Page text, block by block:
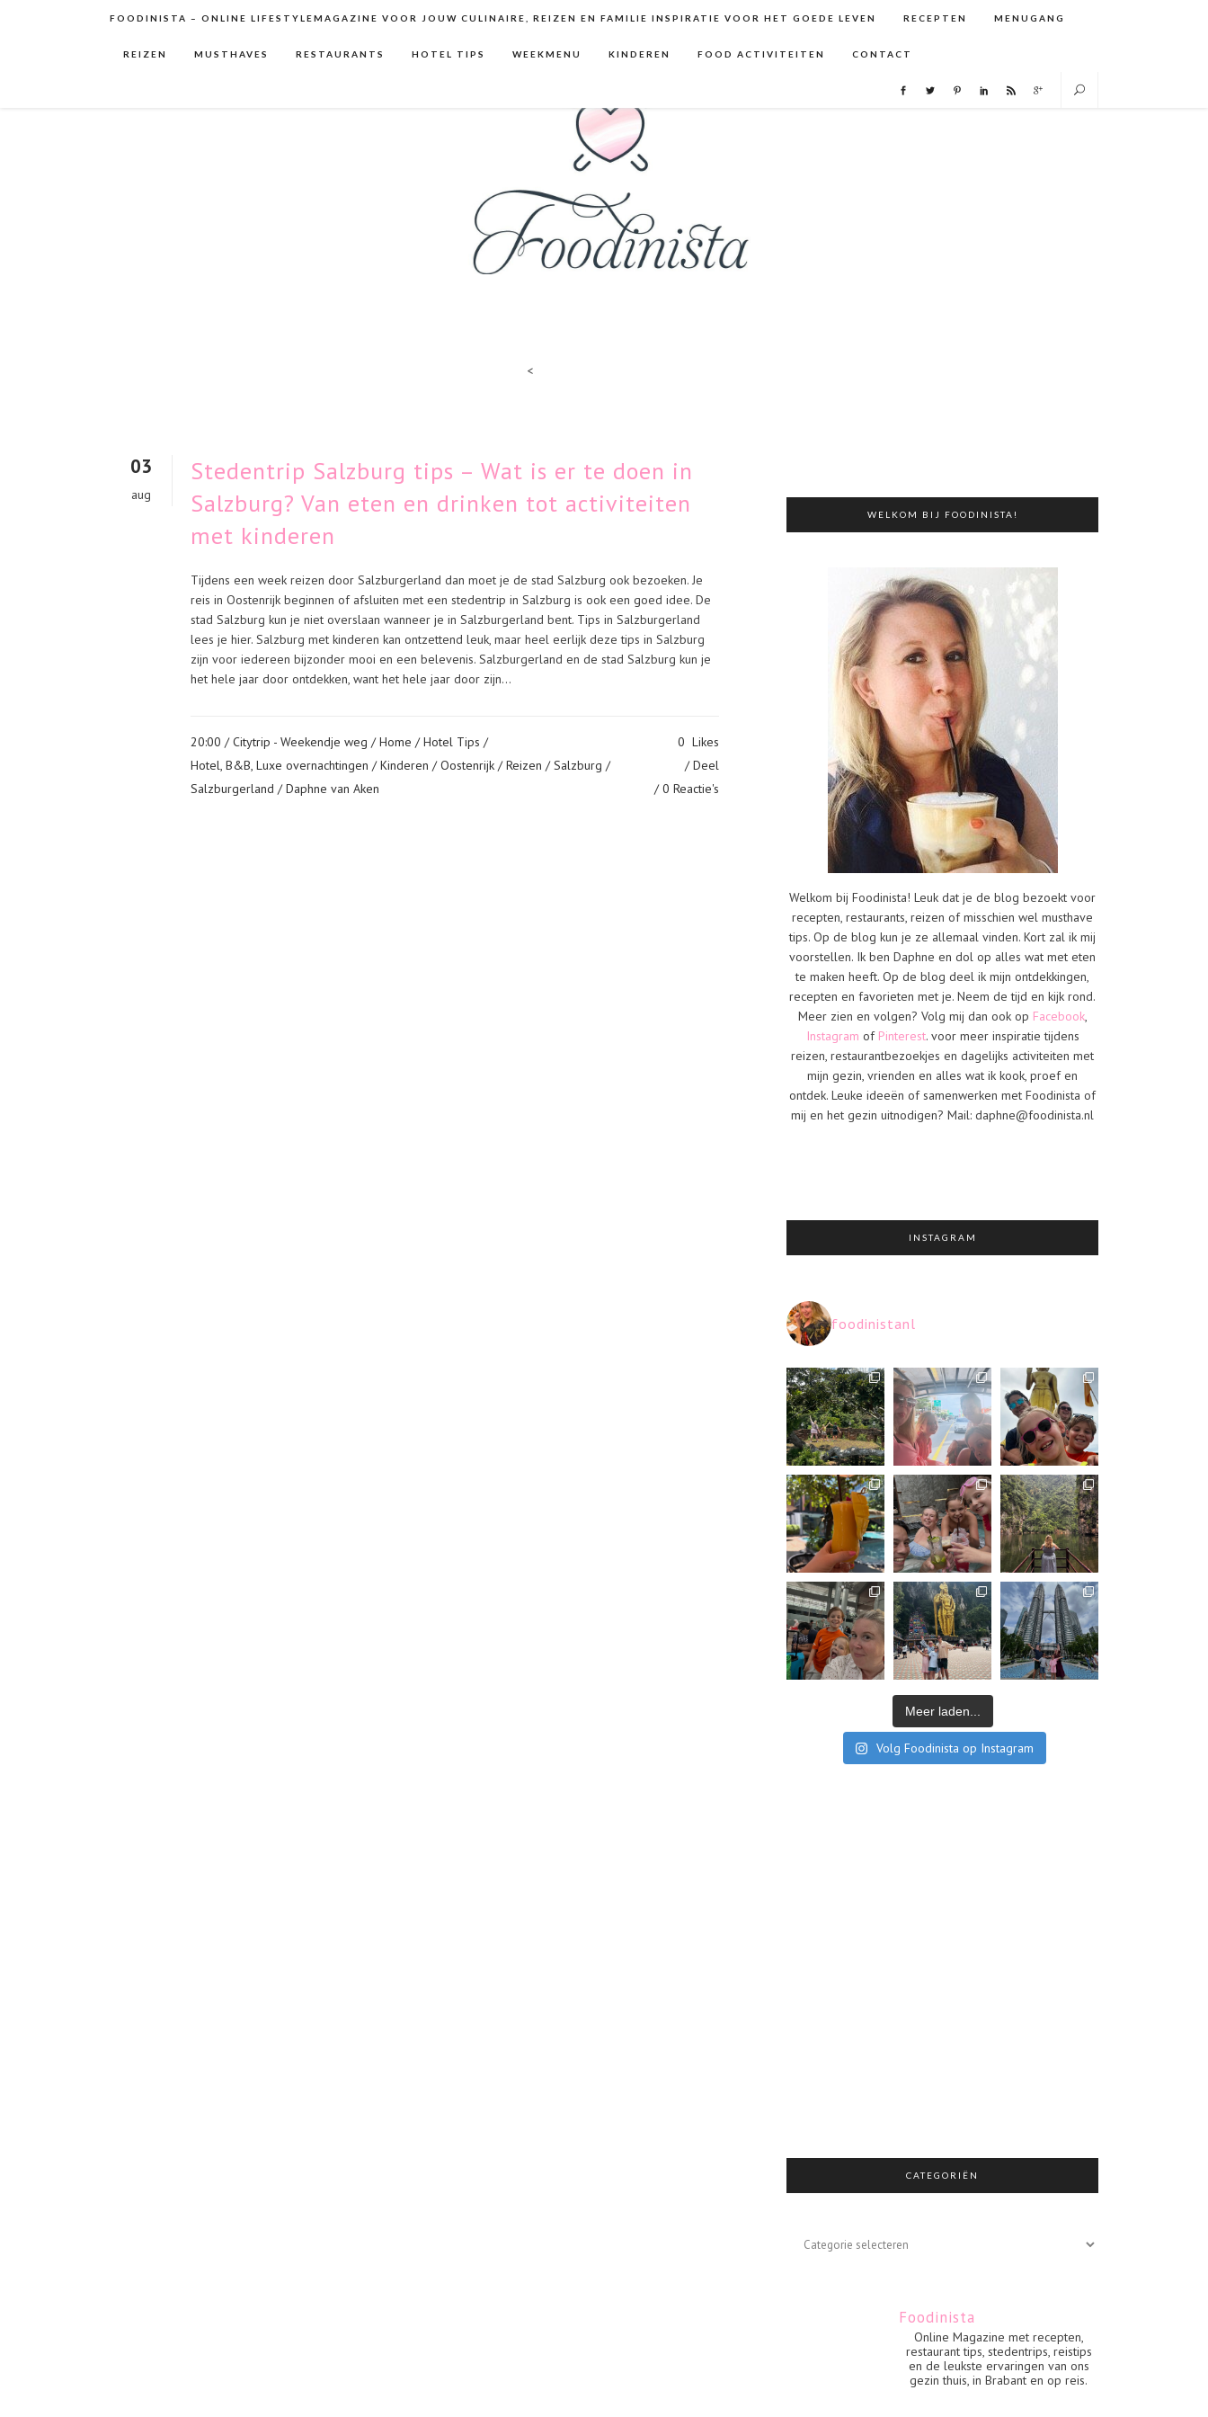
FOODINISTA – ONLINE LIFESTYLEMAGAZINE VOOR JOUW CULINAIRE, REIZEN EN FAMILIE INSPIRATIE VOOR HET GOEDE LEVEN RECEPTEN MENUGANG
REIZEN MUSTHAVES RESTAURANTS HOTEL TIPS WEEKMENU KINDEREN FOOD ACTIVITEITEN CONTACT
<
03
aug
Stedentrip Salzburg tips – Wat is er te doen in
Salzburg? Van eten en drinken tot activiteiten
met kinderen
Tijdens een week reizen door Salzburgerland dan moet je de stad Salzburg ook bezoeken. Je
reis in Oostenrijk beginnen of afsluiten met een stedentrip in Salzburg is ook een goed idee. De
stad Salzburg kun je niet overslaan wanneer je in Salzburgerland bent. Tips in Salzburgerland
lees je hier. Salzburg met kinderen kan ontzettend leuk, maar heel eerlijk deze tips in Salzburg
zijn voor iedereen bijzonder mooi en een belevenis. Salzburgerland en de stad Salzburg kun je
het hele jaar door ontdekken, want het hele jaar door zijn...
20:00 /Citytrip - Weekendje weg /Home /Hotel Tips /
Hotel, B&B, Luxe overnachtingen /Kinderen /Oostenrijk /Reizen /Salzburg /
Salzburgerland / Daphne van Aken
0 Likes
Deel
0 Reactie's
WELKOM BIJ FOODINISTA!
Welkom bij Foodinista! Leuk dat je de blog bezoekt voor
recepten, restaurants, reizen of misschien wel musthave
tips. Op de blog kun je ze allemaal vinden. Kort zal ik mij
voorstellen. Ik ben Daphne en dol op alles wat met eten
te maken heeft. Op de blog deel ik mijn ontdekkingen,
recepten en favorieten met je. Neem de tijd en kijk rond.
Meer zien en volgen? Volg mij dan ook op Facebook,
Instagram of Pinterest. voor meer inspiratie tijdens
reizen, restaurantbezoekjes en dagelijks activiteiten met
mijn gezin, vrienden en alles wat ik kook, proef en
ontdek. Leuke ideeën of samenwerken met Foodinista of
mij en het gezin uitnodigen? Mail: daphne@foodinista.nl
INSTAGRAM
foodinistanl
Meer laden...
Volg Foodinista op Instagram
CATEGORIËN
Categoriën
Foodinista
Online Magazine met recepten,
restaurant tips, stedentrips, reistips
en de leukste ervaringen van ons
gezin thuis, in Brabant en op reis.